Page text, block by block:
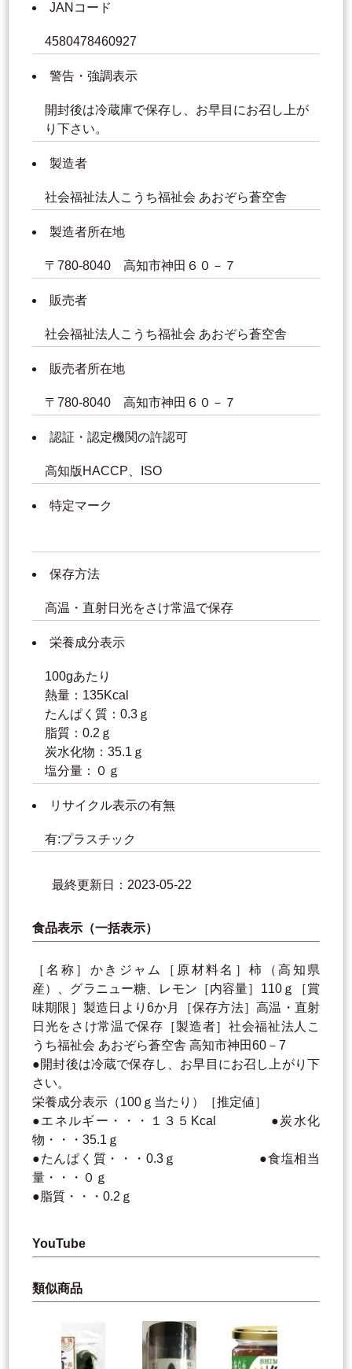
JANコード
4580478460927
警告・強調表示
開封後は冷蔵庫で保存し、お早目にお召し上が
り下さい。
製造者
社会福祉法人こうち福祉会 あおぞら蒼空舎
製造者所在地
〒780-8040 高知市神田６０－７
販売者
社会福祉法人こうち福祉会 あおぞら蒼空舎
販売者所在地
〒780-8040 高知市神田６０－７
認証・認定機関の許認可
高知版HACCP、ISO
特定マーク
保存方法
高温・直射日光をさけ常温で保存
栄養成分表示
100gあたり
熱量：135Kcal
たんぱく質：0.3ｇ
脂質：0.2ｇ
炭水化物：35.1ｇ
塩分量：０ｇ
リサイクル表示の有無
有:プラスチック
最終更新日：2023-05-22
食品表示（一括表示）
［名称］かきジャム［原材料名］柿（高知県
産）、グラニュー糖、レモン［内容量］110ｇ［賞
味期限］製造日より6か月［保存方法］高温・直射
日光をさけ常温で保存［製造者］社会福祉法人こ
うち福祉会 あおぞら蒼空舎 高知市神田60－7
●開封後は冷蔵で保存し、お早目にお召し上がり下
さい。
栄養成分表示（100ｇ当たり）［推定値］
●エネルギー・・・１３５Kcal ●炭水化
物・・・35.1ｇ
●たんぱく質・・・0.3ｇ ●食塩相当
量・・・０ｇ
●脂質・・・0.2ｇ
YouTube
類似商品